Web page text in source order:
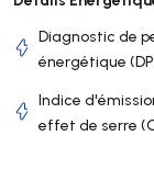
Diagnostic de
énergétique
Indice
effet de serre